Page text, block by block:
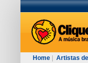
Home Artistas